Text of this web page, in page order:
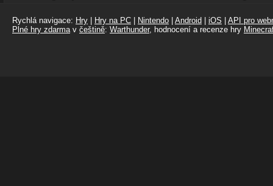
Rychlá navigace: Hry Hry na PC Nintendo Android iOS
API pro
Plné hry zdarmav češtině: Warthunder, hodnocení a recenze hry